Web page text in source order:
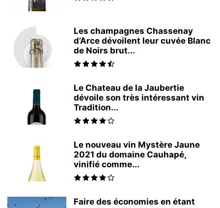
Les champagnes Chassenay
d’Arce dévoilent leur cuvée Blanc
de Noirs brut...
Le Chateau de la Jaubertie
dévoile son très intéressant vin
Tradition...
Le nouveau vin Mystère Jaune
2021 du domaine Cauhapé,
vinifié comme...
Faire des économies en étant